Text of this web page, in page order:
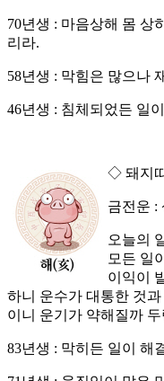
70년생 : 마음상해 몸 상
리라.
58년생 : 막힘은 많으나
46년생 : 침체되었든 일
◇ 돼지
금전운 :
오늘의
모든 일
이익이
하니 운수가 대통한 것
이니 운기가 약해질까 두
83년생 : 막히든 일이 해